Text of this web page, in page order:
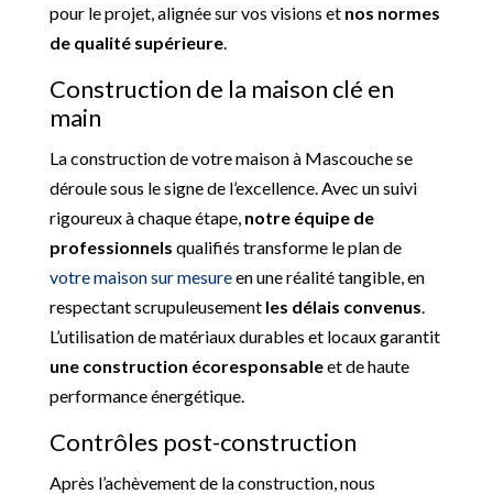
pour le projet, alignée sur vos visions etnos normes
de qualité supérieure.
Construction de la maison clé en
main
La construction de votre maison à Mascouche se
déroule sous le signe de l’excellence. Avec un suivi
rigoureux à chaque étape, notre équipe de
professionnels qualifiés transforme le plan de
votre maison sur mesureen une réalité tangible, en
respectant scrupuleusement les délais convenus
L’utilisation de matériaux durables et locaux garantit
une construction écoresponsableet de haute
performance énergétique.
Contrôles post-construction
Après l’achèvement de la construction, nous